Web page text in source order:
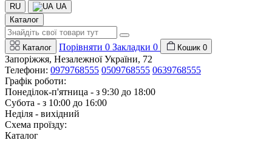
RU
UA
Каталог
Каталог Порівняти 0 Закладки 0 Кошик 0
Запоріжжя, Незалежної України, 72
Телефони: 0979768555 0509768555 0639768555
Графік роботи:
Понеділок-п'ятница - з 9:30 до 18:00
Субота - з 10:00 до 16:00
Неділя - вихідний
Схема проїзду:
Каталог